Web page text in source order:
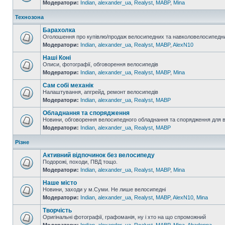
Модератори: Indian alexander_ua Realyst MABP, Mina
Технозона
Барахолка
Оголошення про купівлю/продаж велосипедних та
Модератори: Indian alexander_ua Realyst MABP, AlexN10
Наші Коні
Описи, фотографії, обговорення велосипедів
Модератори: Indian alexander_ua Realyst MABP, Mina
Сам собі механік
Налаштування, апгрейд, ремонт велосипедів
Модератори: Indian alexander_ua Realyst MABP
Обладнання та спорядження
Новини, обговорення велосипедного обладнання та спорядження для
Модератори: Indian alexander_ua Realyst MABP
Різне
Активний відпочинок без велосипеду
Подорожі, походи, ПВД тощо.
Модератори: Indian alexander_ua Realyst MABP, Mina
Наше місто
Новини, заходи у м.Суми. Не лише велосипедні
Модератори: Indian alexander_ua Realyst MABP, AlexN10 Mina
Творчість
Оригінальні фотографії, графоманія, ну і хто на що спроможний